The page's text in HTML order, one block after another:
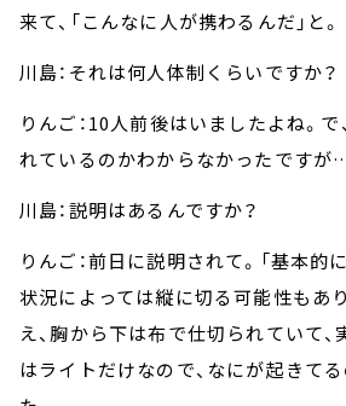
来て、「こんなに人が携わるんだ」と。
川島：それは何人体制くらいですか？
りんご：10人前後はいましたよね。
れているのかわからなかったですが…
川島：説明はあるんですか？
りんご：前日に説明されて。「基本的
状況によっては縦に切る可能性もあ
え、胸から下は布で仕切られていて
はライトだけなので、なにが起きて